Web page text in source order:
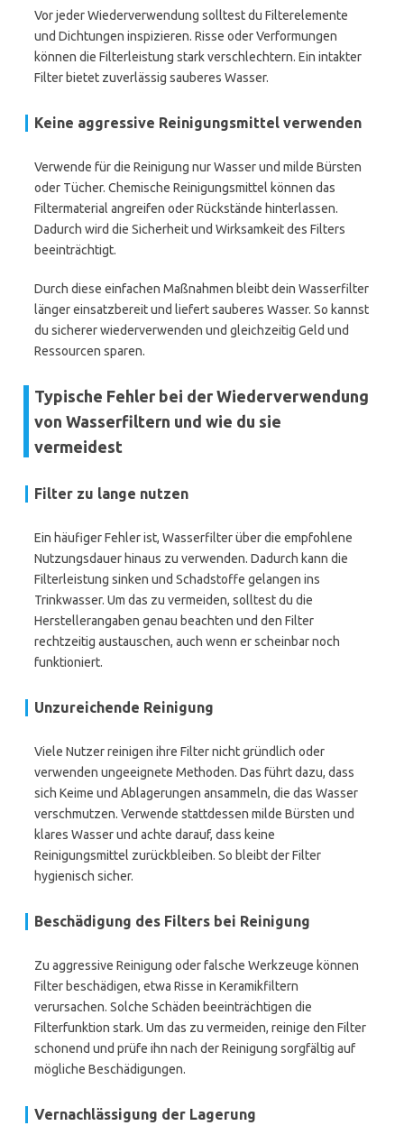
Vor jeder Wiederverwendung solltest du Filterelemente
und Dichtungen inspizieren. Risse oder Verformungen
können die Filterleistung stark verschlechtern. Ein intakter
Filter bietet zuverlässig sauberes Wasser.
Keine aggressive Reinigungsmittel verwenden
Verwende für die Reinigung nur Wasser und milde Bürsten
oder Tücher. Chemische Reinigungsmittel können das
Filtermaterial angreifen oder Rückstände hinterlassen.
Dadurch wird die Sicherheit und Wirksamkeit des Filters
beeinträchtigt.
Durch diese einfachen Maßnahmen bleibt dein Wasserfilter
länger einsatzbereit und liefert sauberes Wasser. So kannst
du sicherer wiederverwenden und gleichzeitig Geld und
Ressourcen sparen.
Typische Fehler bei der Wiederverwendung
von Wasserfiltern und wie du sie
vermeidest
Filter zu lange nutzen
Ein häufiger Fehler ist, Wasserfilter über die empfohlene
Nutzungsdauer hinaus zu verwenden. Dadurch kann die
Filterleistung sinken und Schadstoffe gelangen ins
Trinkwasser. Um das zu vermeiden, solltest du die
Herstellerangaben genau beachten und den Filter
rechtzeitig austauschen, auch wenn er scheinbar noch
funktioniert.
Unzureichende Reinigung
Viele Nutzer reinigen ihre Filter nicht gründlich oder
verwenden ungeeignete Methoden. Das führt dazu, dass
sich Keime und Ablagerungen ansammeln, die das Wasser
verschmutzen. Verwende stattdessen milde Bürsten und
klares Wasser und achte darauf, dass keine
Reinigungsmittel zurückbleiben. So bleibt der Filter
hygienisch sicher.
Beschädigung des Filters bei Reinigung
Zu aggressive Reinigung oder falsche Werkzeuge können
Filter beschädigen, etwa Risse in Keramikfiltern
verursachen. Solche Schäden beeinträchtigen die
Filterfunktion stark. Um das zu vermeiden, reinige den Filter
schonend und prüfe ihn nach der Reinigung sorgfältig auf
mögliche Beschädigungen.
Vernachlässigung der Lagerung